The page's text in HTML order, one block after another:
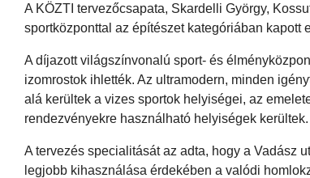
A KÖZTI tervezőcsapata, Skardelli György,
sportközponttal az építészet kategóriában kapott
A díjazott világszínvonalú sport- és
izomrostok ihlették. Az ultramodern, minden
alá kerültek a vizes sportok helyiségei, az
rendezvényekre használható helyiségek kerültek.
A tervezés specialitását az adta, hogy a Vadász
legjobb kihasználása érdekében a valódi